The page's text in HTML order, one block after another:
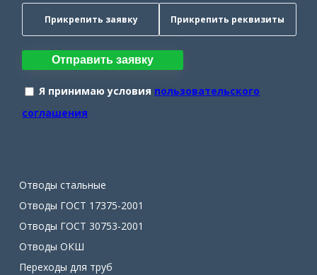
Прикрепить заявку Прикрепить реквизиты
Отправить заявку
Я принимаю условия пользовательского
соглашения
Отводы стальные
Отводы ГОСТ 17375-2001
Отводы ГОСТ 30753-2001
Отводы ОКШ
Переходы для труб